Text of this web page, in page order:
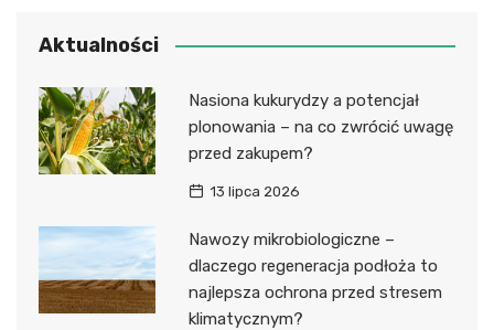
Aktualności
Nasiona kukurydzy a potencjał
plonowania – na co zwrócić uwagę
przed zakupem?
13 lipca 2026
Nawozy mikrobiologiczne –
dlaczego regeneracja podłoża to
najlepsza ochrona przed stresem
klimatycznym?